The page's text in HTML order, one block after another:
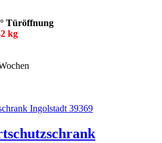
Türöffnung
kg